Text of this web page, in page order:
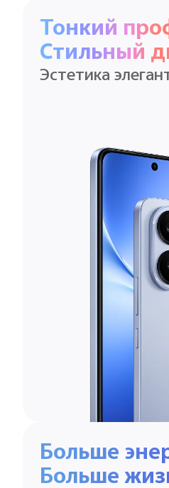
Тонкий
Стильный
Эстетика
Больше
Больше